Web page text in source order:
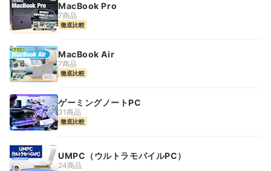
MacBook Pro
7商品
徹底比較
MacBook Air
7商品
徹底比較
ゲーミングノートPC
31商品
徹底比較
UMPC（ウルトラモバイルPC）
24商品